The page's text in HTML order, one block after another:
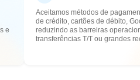
e
Aceitamos métodos de
de crédito, cartões de débito,
reduzindo as barreiras
transferências T/T ou grandes